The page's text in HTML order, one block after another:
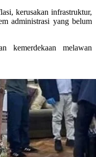
kerusakan infrastruktur,
administrasi yang belum
kemerdekaan melawan